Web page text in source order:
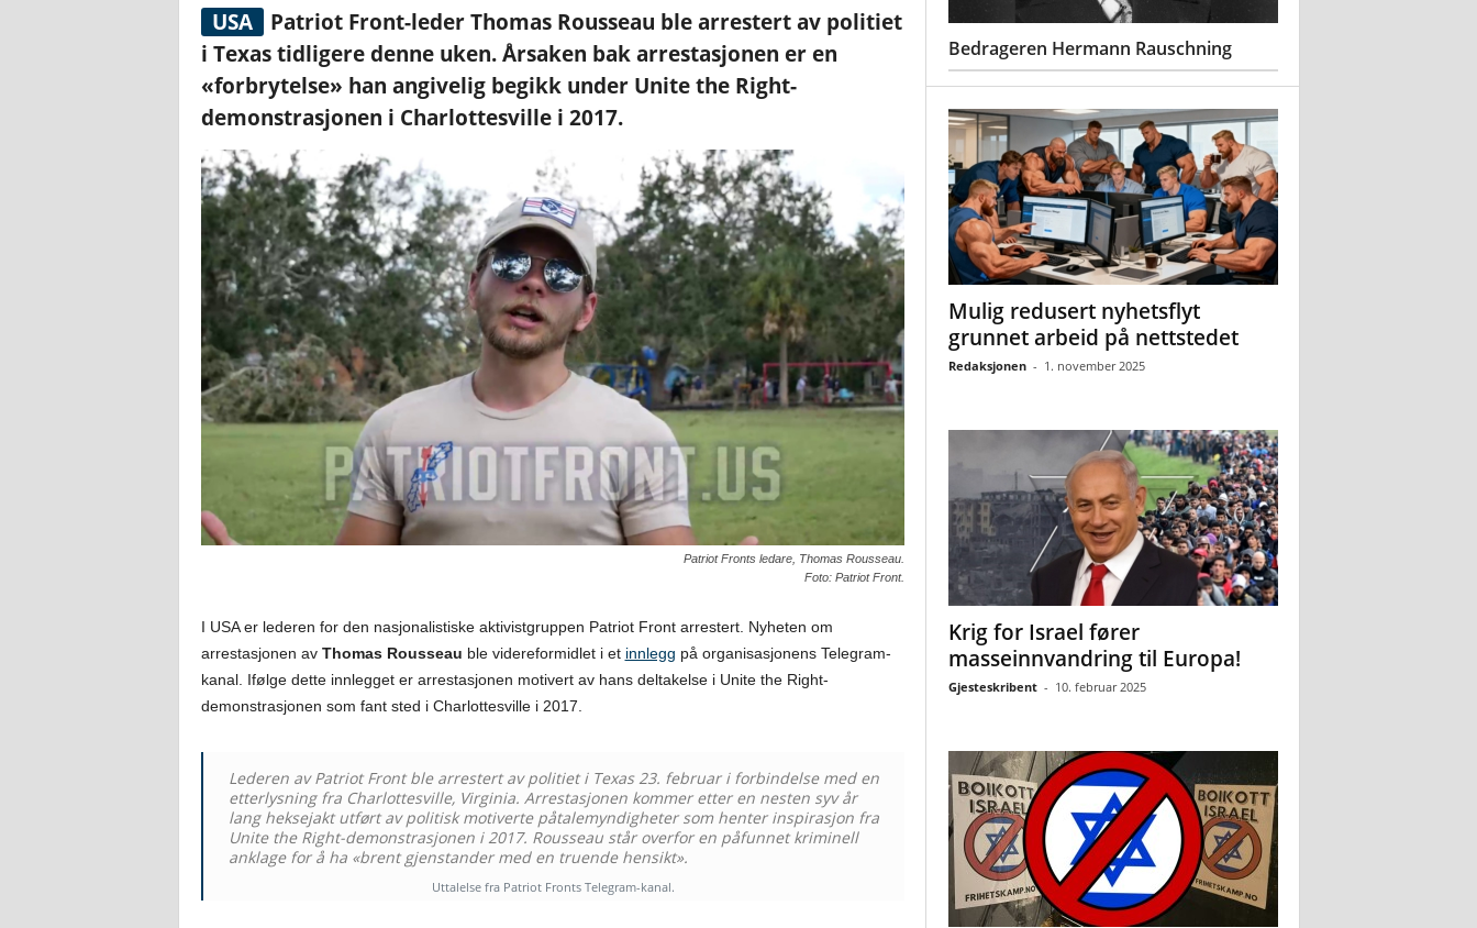
USA
Patriot Front-leder Thomas Rousseau ble arrestert av politiet
i Texas tidligere denne uken. Årsaken bak arrestasjonen er en
«forbrytelse» han angivelig begikk under Unite the Right-
demonstrasjonen i Charlottesville i 2017.
Patriot Fronts ledare, Thomas Rousseau.
Foto: Patriot Front.
I USA er lederen for den nasjonalistiske aktivistgruppen Patriot Front arrestert. Nyheten om
arrestasjonen av Thomas Rousseau ble videreformidlet i et innlegg på organisasjonens Telegram-
kanal. Ifølge dette innlegget er arrestasjonen motivert av hans deltakelse i Unite the Right-
demonstrasjonen som fant sted i Charlottesville i 2017.
Lederen av Patriot Front ble arrestert av politiet i Texas 23. februar i forbindelse med en
etterlysning fra Charlottesville, Virginia. Arrestasjonen kommer etter en nesten syv år
lang heksejakt utført av politisk motiverte påtalemyndigheter som henter inspirasjon fra
Unite the Right-demonstrasjonen i 2017. Rousseau står overfor en påfunnet kriminell
anklage for å ha «brent gjenstander med en truende hensikt».
Uttalelse fra Patriot Fronts Telegram-kanal.
Bedrageren Hermann Rauschning
Mulig redusert nyhetsflyt
grunnet arbeid på nettstedet
Redaksjonen - 1. november 2025
Krig for Israel fører
masseinnvandring til Europa!
Gjesteskribent - 10. februar 2025